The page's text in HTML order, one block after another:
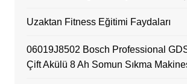
Uzaktan Fitness Eğitimi Faydaları
06019J8502 Bosch Professional
Çift Akülü 8 Ah Somun Sıkma